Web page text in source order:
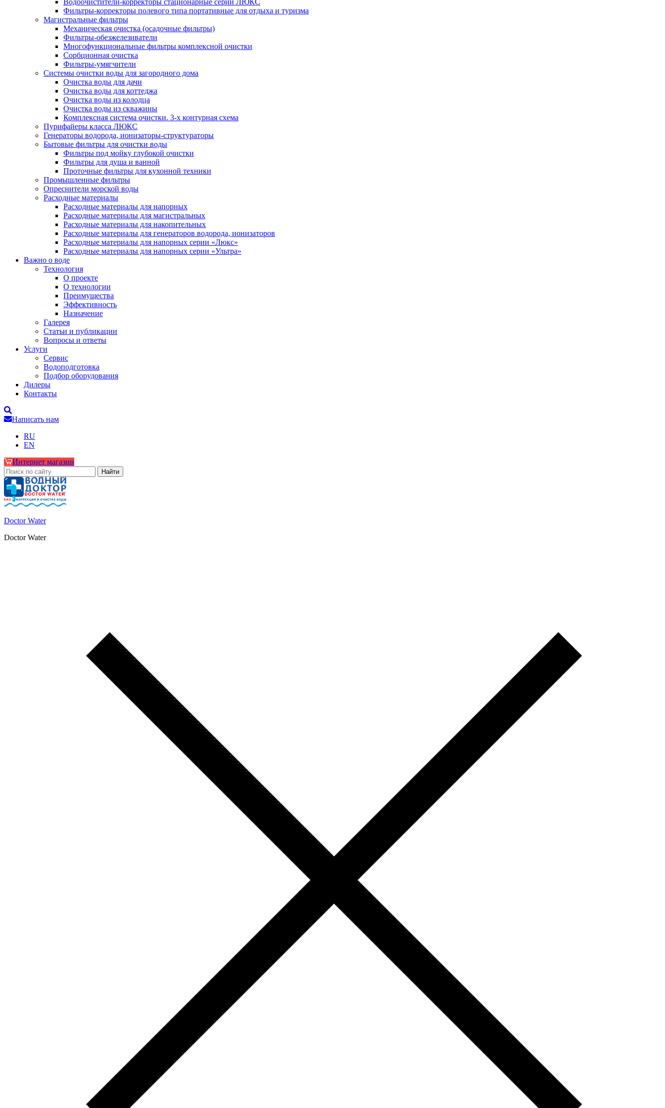
Водоочистители-корректоры стационарные серии ЛЮКС
Фильтры-корректоры полевого типа портативные для отдыха и туризма
Магистральные фильтры
Механическая очистка (осадочные фильтры)
Фильтры-обезжелезиватели
Многофункциональные фильтры комплексной очистки
Сорбционная очистка
Фильтры-умягчители
Системы очистки воды для загородного дома
Очистка воды для дачи
Очистка воды для коттеджа
Очистка воды из колодца
Очистка воды из скважины
Комплексная система очистки. 3-х контурная схема
Пурифайеры класса ЛЮКС
Генераторы водорода, ионизаторы-структураторы
Бытовые фильтры для очистки воды
Фильтры под мойку глубокой очистки
Фильтры для душа и ванной
Проточные фильтры для кухонной техники
Промышленные фильтры
Опреснители морской воды
Расходные материалы
Расходные материалы для напорных
Расходные материалы для магистральных
Расходные материалы для накопительных
Расходные материалы для генераторов водорода, ионизаторов
Расходные материалы для напорных серии «Люкс»
Расходные материалы для напорных серии «Ультра»
Важно о воде
Технология
О проекте
О технологии
Преимущества
Эффективность
Назначение
Галерея
Статьи и публикации
Вопросы и ответы
Услуги
Сервис
Водоподготовка
Подбор оборудования
Дилеры
Контакты
Написать нам
RU
EN
Интернет магазин
Doctor Water
Doctor Water